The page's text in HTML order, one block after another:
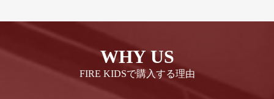
WHY US
FIRE KIDSで購入する理由